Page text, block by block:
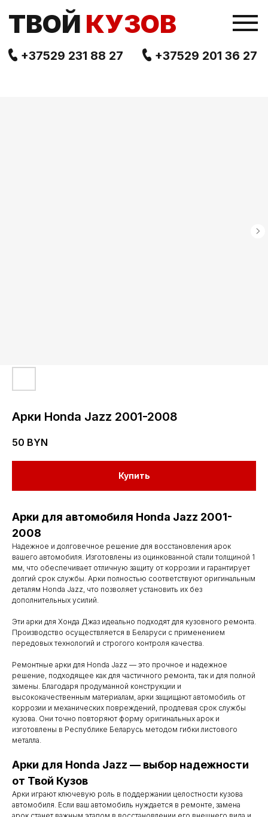
TВОЙ КУЗОВ
Арки Honda Jazz 2001-2008
50 BYN
Купить
Арки для автомобиля Honda Jazz 2001-
2008
Надежное и долговечное решение для восстановления арок
вашего автомобиля. Изготовлены из оцинкованной стали толщиной 1
мм, что обеспечивает отличную защиту от коррозии и гарантирует
долгий срок службы. Арки полностью соответствуют оригинальным
деталям Honda Jazz, что позволяет установить их без
дополнительных усилий.
Эти арки для Хонда Джаз идеально подходят для кузовного ремонта.
Производство осуществляется в Беларуси с применением
передовых технологий и строгого контроля качества.
Ремонтные арки для Honda Jazz — это прочное и надежное
решение, подходящее как для частичного ремонта, так и для полной
замены. Благодаря продуманной конструкции и
высококачественным материалам, арки защищают автомобиль от
коррозии и механических повреждений, продлевая срок службы
кузова. Они точно повторяют форму оригинальных арок и
изготовлены в Республике Беларусь методом гибки листового
металла.
Арки для Honda Jazz — выбор надежности
от Твой Кузов
Арки играют ключевую роль в поддержании целостности кузова
автомобиля. Если ваш автомобиль нуждается в ремонте, замена
Мы работаем
с понедельника